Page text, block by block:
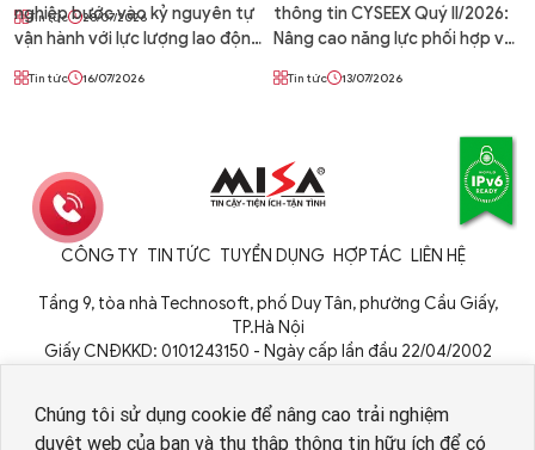
Chúng tôi sử dụng cookie để nâng cao trải nghiệm
duyệt web của bạn và thu thập thông tin hữu ích để có
Tin tức 28/07/2026
nghiệp bước vào kỷ nguyên tự
vận hành với lực lượng lao động
Tin tức 16/07/2026
thông tin CYSEEX Quý II/2026:
Nâng cao năng lực phối hợp và
Tin tức 13/07/2026
CÔNG TY TIN TỨC TUYỂN DỤNG HỢP TÁC LIÊN HỆ
Tầng 9, tòa nhà Technosoft, phố Duy Tân, phường Cầu Giấy,
TP.Hà Nội
Giấy CNĐKKD: 0101243150 - Ngày cấp lần đầu 22/04/2002